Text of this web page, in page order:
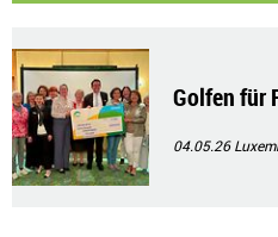
Golfen für
04.05.26